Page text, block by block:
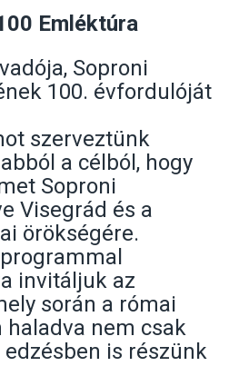
Emléktúra
Soproni
100. évfordulóját
szerveztünk
a célból, hogy
Soproni
Visegrád és a
örökségére.
invitáljuk az
során a római
nem csak
is részünk